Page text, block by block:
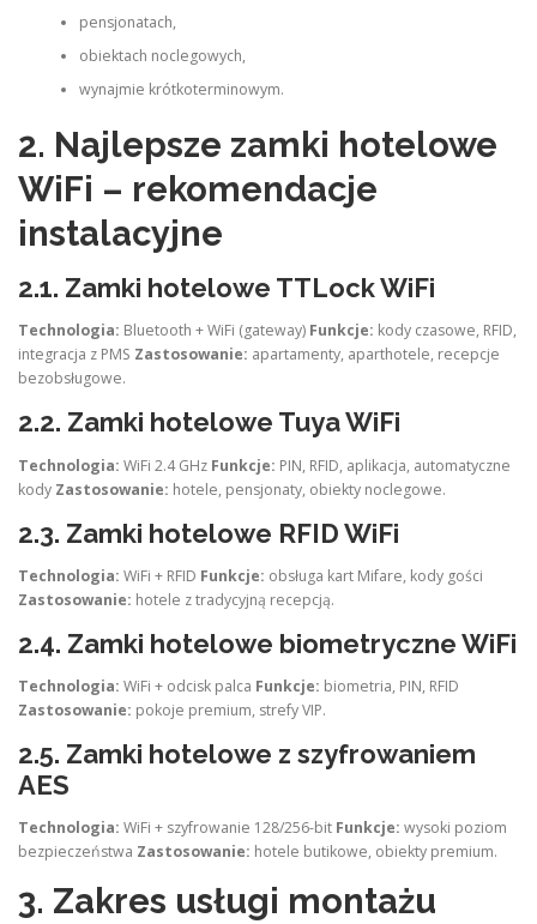
pensjonatach,
obiektach noclegowych,
wynajmie krótkoterminowym.
2. Najlepsze zamki hotelowe
WiFi – rekomendacje
instalacyjne
2.1. Zamki hotelowe TTLock WiFi
Technologia: Bluetooth + WiFi (gateway) Funkcje: kody czasowe, RFID,
integracja z PMS Zastosowanie: apartamenty, aparthotele, recepcje
bezobsługowe.
2.2. Zamki hotelowe Tuya WiFi
Technologia: WiFi 2.4 GHz Funkcje: PIN, RFID, aplikacja, automatyczne
kody Zastosowanie: hotele, pensjonaty, obiekty noclegowe.
2.3. Zamki hotelowe RFID WiFi
Technologia: WiFi + RFID Funkcje: obsługa kart Mifare, kody gości
Zastosowanie: hotele z tradycyjną recepcją.
2.4. Zamki hotelowe biometryczne WiFi
Technologia: WiFi + odcisk palca Funkcje: biometria, PIN, RFID
Zastosowanie: pokoje premium, strefy VIP.
2.5. Zamki hotelowe z szyfrowaniem
AES
Technologia: WiFi + szyfrowanie 128/256-bit Funkcje: wysoki poziom
bezpieczeństwa Zastosowanie: hotele butikowe, obiekty premium.
3. Zakres usługi montażu